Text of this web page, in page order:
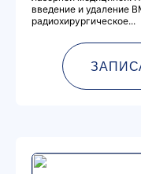
введение и удаление
радиохирургическое...